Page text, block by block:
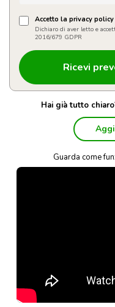
Accetto la privacy policy
Dichiaro di aver letto e
2016/679 GDPR
Hai già tutto
Guarda come